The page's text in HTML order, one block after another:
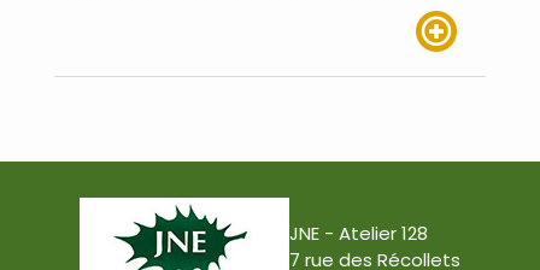
JNE - Atelier 128
7 rue des Récollets